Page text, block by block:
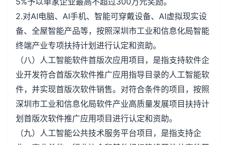
2.对AI电脑、AI手机、智能可穿戴设备、AI虚拟现实设
备、全屋智能产品等，按照深圳市工业和信息化局智能
终端产业专项扶持计划进行认定和资助。
（八）人工智能软件首版次应用项目，是指支持软件企
业开发符合首版次软件推广应用指导目录的人工智能软
件，并实现首版次软件销售。对符合条件的项目，按照
深圳市工业和信息化局软件产业高质量发展项目扶持计
划首版次软件推广应用项目进行认定和资助。
（九）人工智能公共技术服务平台项目，是指支持企